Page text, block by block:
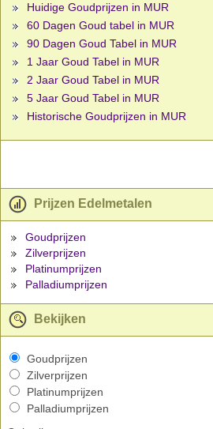
Huidige Goudprijzen in MUR
60 Dagen Goud tabel in MUR
90 Dagen Goud Tabel in MUR
1 Jaar Goud Tabel in MUR
2 Jaar Goud Tabel in MUR
5 Jaar Goud Tabel in MUR
Historische Goudprijzen in MUR
Prijzen Edelmetalen
Goudprijzen
Zilverprijzen
Platinumprijzen
Palladiumprijzen
Bekijken
Goudprijzen
Zilverprijzen
Platinumprijzen
Palladiumprijzen